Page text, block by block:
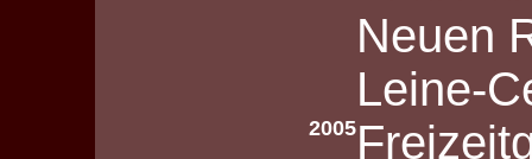
Neuen
Leine-
2005